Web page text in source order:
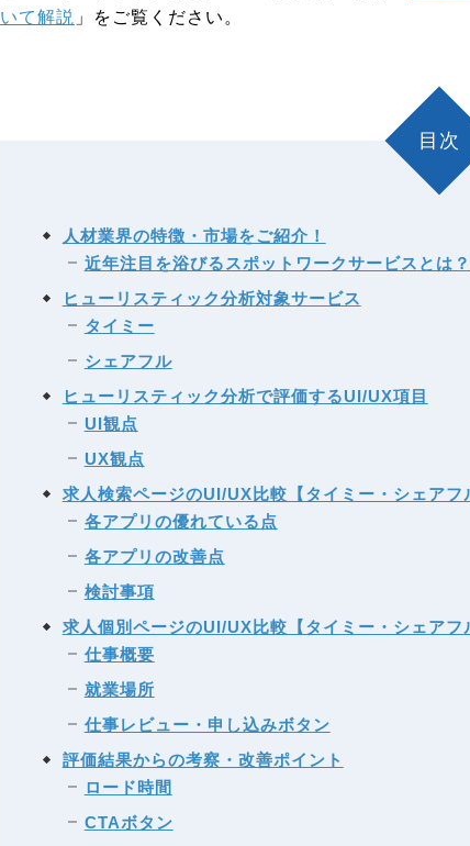
いて解説 」をご覧ください。
目次
人材業界の特徴・市場をご紹介！
近年注目を浴びるスポットワークサービスとは？
ヒューリスティック分析対象サービス
タイミー
シェアフル
ヒューリスティック分析で評価するUI/UX項目
UI観点
UX観点
求人検索ページのUI/UX比較【タイミー・シェアフ
各アプリの優れている点
各アプリの改善点
検討事項
求人個別ページのUI/UX比較【タイミー・シェアフ
仕事概要
就業場所
仕事レビュー・申し込みボタン
評価結果からの考察・改善ポイント
ロード時間
CTAボタン